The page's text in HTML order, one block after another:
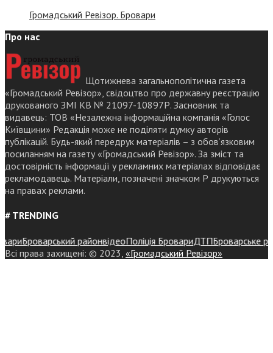
Громадський Ревізор. Бровари
Про нас
Щотижнева загальнополітична газета
«Громадський Ревізор», свідоцтво про державну реєстрацію
друкованого ЗМІ КВ № 21097-10897Р. Засновник та
видавець: ТОВ «Незалежна інформаційна компанія «Голос
Київщини» Редакція може не поділяти думку авторів
публікацій. Будь-який передрук матеріалів – з обов’язковим
посиланням на газету «Громадський Ревізор». За зміст та
достовірність інформації у рекламних матеріалах відповідає
рекламодавець. Матеріали, позначені значком Р друкуються
на правах реклами.
# TRENDING
Броварський районвідеоПоліція БровариДТПБроварське
Всі права захищені: © 2023, «Громадський Ревізор»